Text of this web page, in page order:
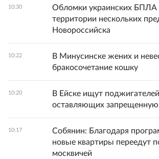
10:30
Обломки украинских БПЛА
территории нескольких
Новороссийска
10:22
В Минусинске жених и
бракосочетание кошку
10:20
В Ейске ищут
оставляющих запрещенную
10:17
Собянин: Благодаря
новые квартиры переедут
москвичей